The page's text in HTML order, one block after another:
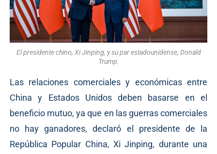
El presidente chino, Xi Jinping, y su par estadounidense, Donald
Trump.
Las relaciones comerciales y económicas entre
China y Estados Unidos deben basarse en el
beneficio mutuo, ya que en las guerras comerciales
no hay ganadores, declaró el presidente de la
República Popular China, Xi Jinping, durante una